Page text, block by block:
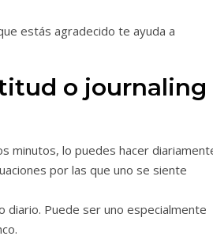
estás agradecido te ayuda a
o journaling
minutos, lo puedes hacer
por las que uno se siente
diario. Puede ser uno especialmente